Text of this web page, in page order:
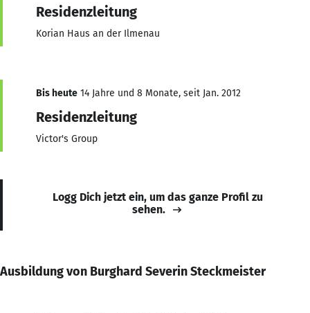
Residenzleitung
Korian Haus an der Ilmenau
Bis heute 14 Jahre und 8 Monate, seit Jan. 2012
Residenzleitung
Victor's Group
Logg Dich jetzt ein, um das ganze Profil zu
sehen.
Ausbildung von Burghard Severin Steckmeister